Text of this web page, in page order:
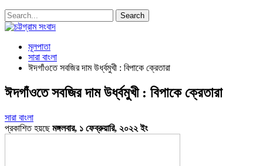
মূলপাতা
সারা বাংলা
ঈদগাঁওতে সবজির দাম উর্ধ্বমুখী : বিপাকে ক্রেতারা
ঈদগাঁওতে সবজির দাম উর্ধ্বমুখী : বিপাকে ক্রেতারা
সারা বাংলা
প্রকাশিত হয়ছেমঙ্গলবার, ১ ফেব্রুয়ারি, ২০২২ ইং